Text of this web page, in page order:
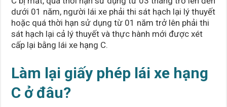
dưới 01 năm, người lái xe phải thi sát hạch lại lý thuyết
hoặc quá thời hạn sử dụng từ 01 năm trở lên phải thi
sát hạch lại cả lý thuyết và thực hành mới được xét
cấp lại bằng lái xe hạng C.
Làm lại giấy phép lái xe hạng
C ở đâu?